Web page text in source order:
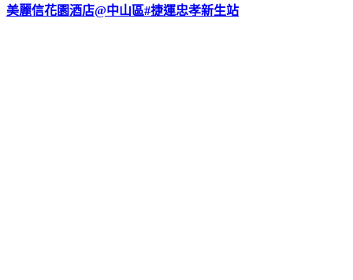
美麗信花園酒店@中山區#捷運忠孝新生站